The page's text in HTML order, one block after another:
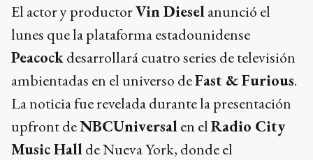
El actor y productorVin Dieselanunció el
lunes que la plataforma estadounidense
Peacockdesarrollará cuatro series de televisión
ambientadas en el universo deFast & Furious.
La noticia fue revelada durante la presentación
upfront deNBCUniversalen elRadio City
Music Hallde Nueva York, donde el